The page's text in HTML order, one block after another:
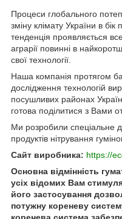
Процеси глобального
зміну клімату України в
тенденція проявляється
аграрії повинні в
свої технології.
Наша компанія протягом
дослідження технологій
посушливих районах
готова поділитися з Вами
Ми розробили спеціальне
продуктів нітрування
Сайт виробника: https://
Основна відмінність
усіх відомих Вам
його застосування
потужну кореневу